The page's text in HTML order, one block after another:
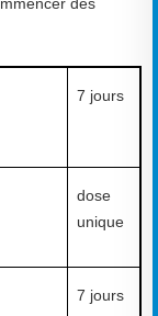
7 jours
dose
unique
7 jours